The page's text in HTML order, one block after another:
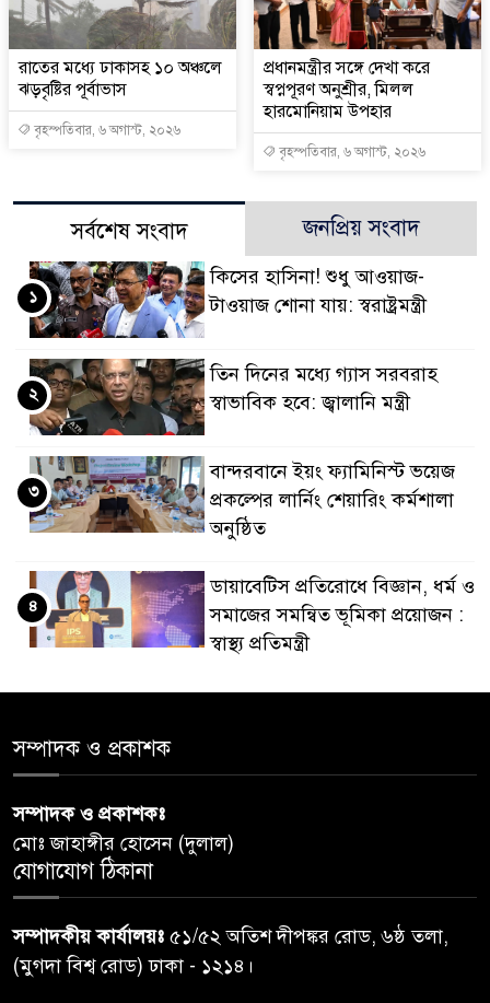
রাতের মধ্যে ঢাকাসহ ১০ অঞ্চলে
ঝড়বৃষ্টির পূর্বাভাস
বৃহস্পতিবার, ৬ অগাস্ট, ২০২৬
প্রধানমন্ত্রীর সঙ্গে দেখা করে
স্বপ্নপূরণ অনুশ্রীর, মিলল
হারমোনিয়াম উপহার
বৃহস্পতিবার, ৬ অগাস্ট, ২০২৬
সর্বশেষ সংবাদ জনপ্রিয় সংবাদ
কিসের হাসিনা! শুধু আওয়াজ-
টাওয়াজ শোনা যায়: স্বরাষ্ট্রমন্ত্রী
১
তিন দিনের মধ্যে গ্যাস সরবরাহ
স্বাভাবিক হবে: জ্বালানি মন্ত্রী
২
বান্দরবানে ইয়ং ফ্যামিনিস্ট ভয়েজ
প্রকল্পের লার্নিং শেয়ারিং কর্মশালা
অনুষ্ঠিত
৩
ডায়াবেটিস প্রতিরোধে বিজ্ঞান, ধর্ম ও
সমাজের সমন্বিত ভূমিকা প্রয়োজন :
স্বাস্থ্য প্রতিমন্ত্রী
৪
তদন্ত শেষ পর্যায়ে, দ্রুত চার্জশিট
৬
ঝড়বৃষ্টির পূর্বাভাস
৭
সম্পাদক ও প্রকাশক
সম্পাদক ও প্রকাশকঃ
মোঃ জাহাঙ্গীর হোসেন (দুলাল)
যোগাযোগ ঠিকানা
সম্পাদকীয় কার্যালয়ঃ ৫১/৫২ অতিশ দীপঙ্কর রোড, ৬ষ্ঠ তলা,
(মুগদা বিশ্ব রোড) ঢাকা - ১২১৪।